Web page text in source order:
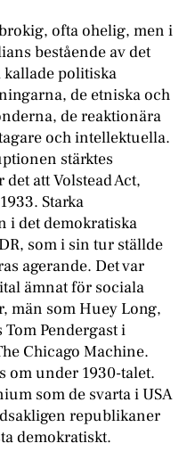
ofta ohelig, men i
bestående av det
kallade politiska
de etniska och
de reaktionära
och intellektuella.
stärktes
att Volstead Act,
Starka
i det demokratiska
som i sin tur ställde
agerande. Det var
ämnat för sociala
män som Huey Long,
Pendergast i
Chicago Machine.
om under 1930-talet.
som de svarta i USA
republikaner
demokratiskt.